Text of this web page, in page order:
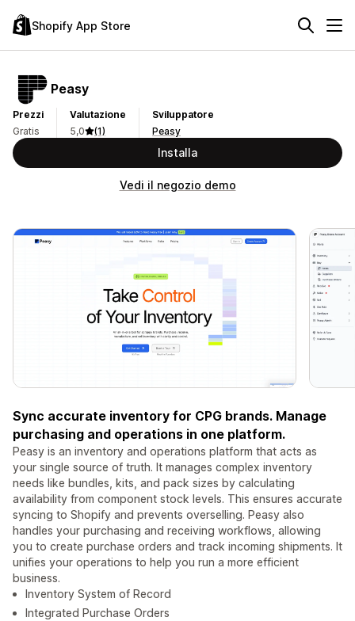
Shopify App Store
Peasy
Prezzi
Gratis
Valutazione
5,0
(1)
Sviluppatore
Peasy
Installa
Vedi il negozio demo
Sync accurate inventory for CPG brands. Manage
purchasing and operations in one platform.
Peasy is an inventory and operations platform that acts as
your single source of truth. It manages complex inventory
needs like bundles, kits, and pack sizes by calculating
availability from component stock levels. This ensures accurate
syncing to Shopify and prevents overselling. Peasy also
handles your purchasing and receiving workflows, allowing
you to create purchase orders and track incoming shipments. It
unifies your operations to help you run a more efficient
business.
Inventory System of Record
Integrated Purchase Orders